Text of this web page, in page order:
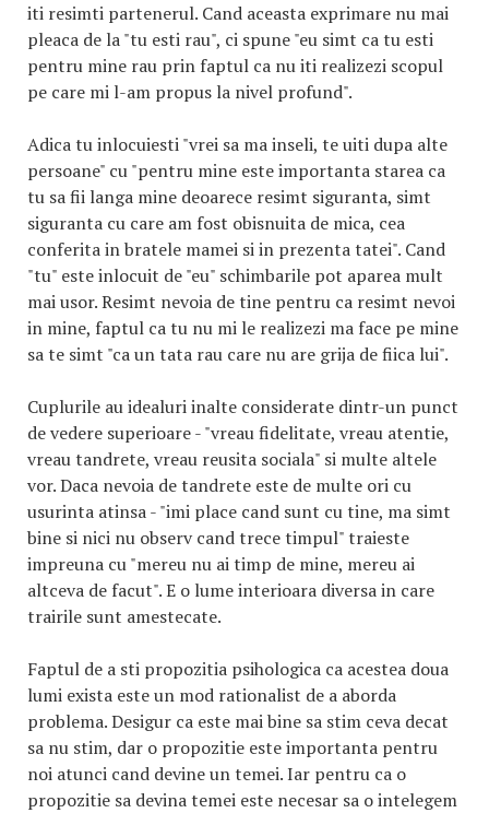
iti resimti partenerul. Cand aceasta exprimare nu mai
pleaca de la "tu esti rau", ci spune "eu simt ca tu esti
pentru mine rau prin faptul ca nu iti realizezi scopul
pe care mi l-am propus la nivel profund".
Adica tu inlocuiesti "vrei sa ma inseli, te uiti dupa alte
persoane" cu "pentru mine este importanta starea ca
tu sa fii langa mine deoarece resimt siguranta, simt
siguranta cu care am fost obisnuita de mica, cea
conferita in bratele mamei si in prezenta tatei". Cand
"tu" este inlocuit de "eu" schimbarile pot aparea mult
mai usor. Resimt nevoia de tine pentru ca resimt nevoi
in mine, faptul ca tu nu mi le realizezi ma face pe mine
sa te simt "ca un tata rau care nu are grija de fiica lui".
Cuplurile au idealuri inalte considerate dintr-un punct
de vedere superioare - "vreau fidelitate, vreau atentie,
vreau tandrete, vreau reusita sociala" si multe altele
vor. Daca nevoia de tandrete este de multe ori cu
usurinta atinsa - "imi place cand sunt cu tine, ma simt
bine si nici nu observ cand trece timpul" traieste
impreuna cu "mereu nu ai timp de mine, mereu ai
altceva de facut". E o lume interioara diversa in care
trairile sunt amestecate.
Faptul de a sti propozitia psihologica ca acestea doua
lumi exista este un mod rationalist de a aborda
problema. Desigur ca este mai bine sa stim ceva decat
sa nu stim, dar o propozitie este importanta pentru
noi atunci cand devine un temei. Iar pentru ca o
propozitie sa devina temei este necesar sa o intelegem